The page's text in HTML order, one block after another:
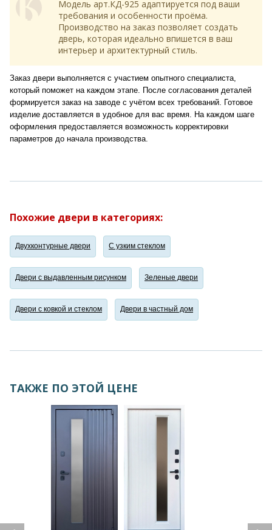
Модель арт.КД-925 адаптируется под ваши
требования и особенности проёма.
Производство на заказ позволяет создать
дверь, которая идеально впишется в ваш
интерьер и архитектурный стиль.
Заказ двери выполняется с участием опытного специалиста,
который поможет на каждом этапе. После согласования деталей
формируется заказ на заводе с учётом всех требований. Готовое
изделие доставляется в удобное для вас время. На каждом шаге
оформления предоставляется возможность корректировки
параметров до начала производства.
Похожие двери в категориях:
Двухконтурные двери С узким стеклом
Двери с выдавленным рисунком Зеленые двери
Двери с ковкой и стеклом Двери в частный дом
ТАКЖЕ ПО ЭТОЙ ЦЕНЕ